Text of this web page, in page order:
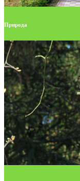
Природа